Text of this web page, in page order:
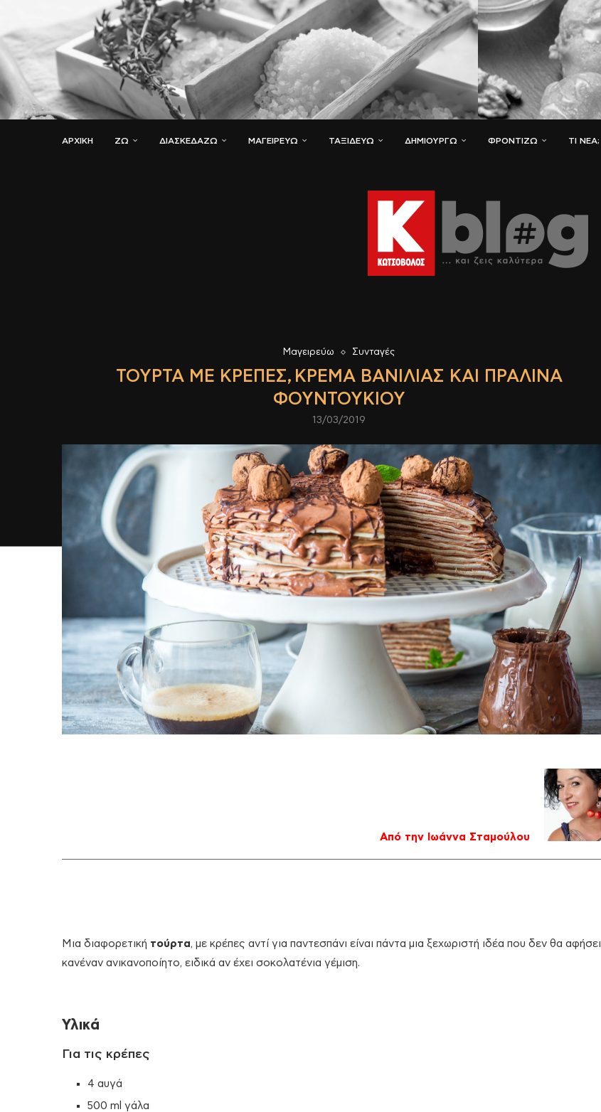
ΑΡΧΙΚΗ ΖΏ ΔΙΑΣΚΕΔΆΖΩ ΜΑΓΕΙΡΕΎΩ ΤΑΞΙΔΕΎΩ ΔΗΜΙΟΥΡΓΏ ΦΡΟΝΤΊΖΩ ΤΙ ΝΈΑ;
Μαγειρεύω Συνταγές
ΤΟΎΡΤΑ ΜΕ ΚΡΈΠΕΣ, ΚΡΈΜΑ ΒΑΝΊΛΙΑΣ ΚΑΙ ΠΡΑΛΊΝΑ
ΦΟΥΝΤΟΥΚΙΟΎ
13/03/2019
Από την Ιωάννα Σταμούλου
Μια διαφορετική τούρτα, με κρέπες αντί για παντεσπάνι είναι πάντα μια ξεχωριστή ιδέα που δεν θα αφήσει
κανέναν ανικανοποίητο, ειδικά αν έχει σοκολατένια γέμιση.
Υλικά
Για τις κρέπες
4 αυγά
500 ml γάλα